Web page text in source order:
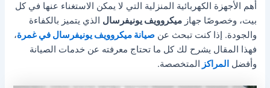
أهم الأجهزة الكهربائية المنزلية التي لا يمكن الاستغناء عنها في كل
بيت، وخصوصًا جهازميكروويف يونيفرسال الذي يتميز بالكفاءة
والجودة. إذا كنت تبحث عنصيانة ميكروويف يونيفرسال في غمرة،
فهذا المقال يشرح لك كل ما تحتاج معرفته عن خدمات الصيانة
وأفضل المراكز المتخصصة.